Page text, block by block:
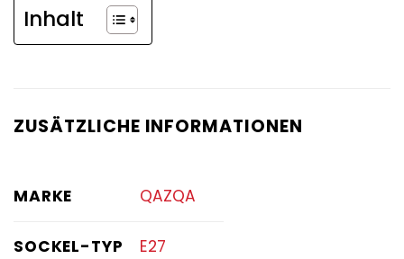
Inhalt
ZUSÄTZLICHE INFORMATIONEN
MARKE QAZQA
SOCKEL-TYP E27